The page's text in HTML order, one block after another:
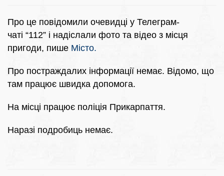
Про це повідомили очевидці у Телеграм-
чаті “112” і надіслали фото та відео з місця
пригоди, пише Місто.
Про постраждалих інформації немає. Відомо, що
там працює швидка допомога.
На місці працює поліція Прикарпаття.
Наразі подробиць немає.